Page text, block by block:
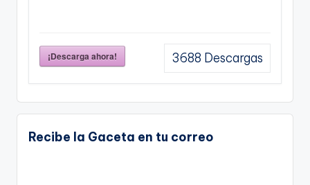
¡Descarga ahora! 3688 Descargas
Recibe la Gaceta en tu correo